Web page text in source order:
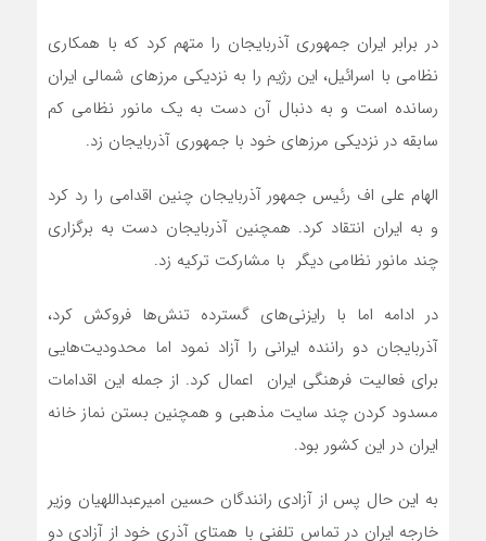
در برابر ایران جمهوری آذربایجان را متهم کرد که با همکاری
نظامی با اسرائیل، این رژیم را به نزدیکی مرزهای شمالی ایران
رسانده است و به دنبال آن دست به یک مانور نظامی کم
سابقه در نزدیکی مرزهای خود با جمهوری آذربایجان زد.
الهام علی اف رئیس جمهور آذربایجان چنین اقدامی را رد کرد
و به ایران انتقاد کرد. همچنین آذربایجان دست به برگزاری
چند مانور نظامی دیگر با مشارکت ترکیه زد.
در ادامه اما با رایزنی‌های گسترده تنش‌ها فروکش کرد،
آذربایجان دو راننده ایرانی را آزاد نمود اما محدودیت‌هایی
برای فعالیت فرهنگی ایران اعمال کرد. از جمله این اقدامات
مسدود کردن چند سایت مذهبی و همچنین بستن نماز خانه
ایران در این کشور بود.
به این حال پس از آزادی رانندگان حسین امیرعبداللهیان وزیر
خارجه ایران در تماس تلفنی با همتای آذری خود از آزادی دو